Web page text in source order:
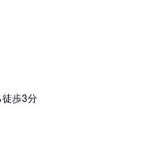
徒歩3分